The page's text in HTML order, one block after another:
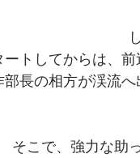
ートしてからは、
部長の相方が渓流
そこで、強力な助